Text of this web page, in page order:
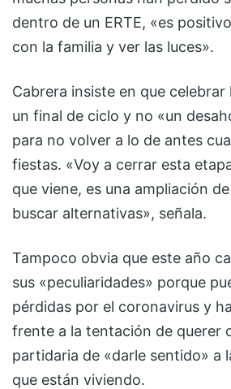
dentro de un ERTE, «es
con la familia y ver las luces».
Cabrera insiste en que
un final de ciclo y no «un
para no volver a lo de antes
fiestas. «Voy a cerrar esta
que viene, es una ampliación
buscar alternativas», señala.
Tampoco obvia que este año
sus «peculiaridades» porque
pérdidas por el coronavirus y
frente a la tentación de querer
partidaria de «darle sentido» a
que están viviendo.